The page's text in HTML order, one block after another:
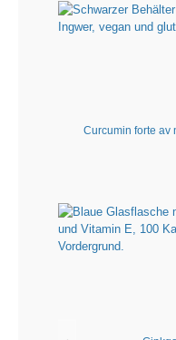
Curcumin forte av